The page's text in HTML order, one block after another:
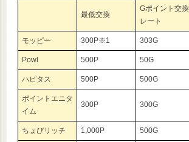
最低交換
Gポイント交換
レート
モッピー 300P※1 303G
Powl 500P 50G
ハピタス 500P 500G
ポイントエニタ
イム
300P 300G
ちょびリッチ 1,000P 500G